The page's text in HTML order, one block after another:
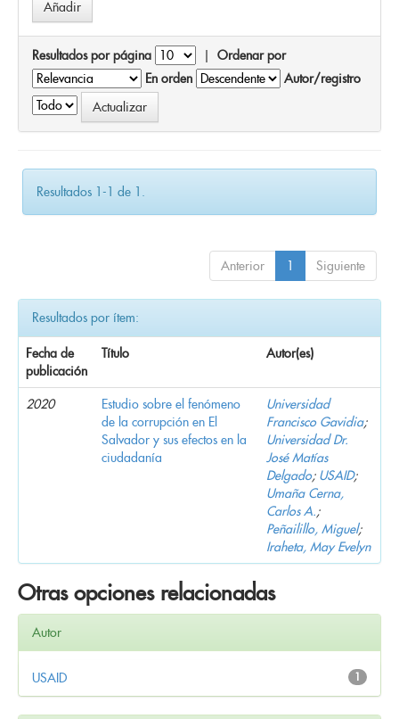
Resultados por página | Ordenar por
En orden
Autor/registro
Resultados 1-1 de 1.
Anterior 1 Siguiente
Resultados por ítem:
Fecha de
publicación
Título Autor(es)
2020
Estudio sobre el fenómeno
de la corrupción en El
Salvador y sus efectos en la
ciudadanía
Universidad
Francisco Gavidia;
Universidad Dr.
José Matías
Delgado; USAID;
Umaña Cerna,
Carlos A.;
Peñailillo, Miguel;
Iraheta, May Evelyn
Otras opciones relacionadas
Autor
1
USAID